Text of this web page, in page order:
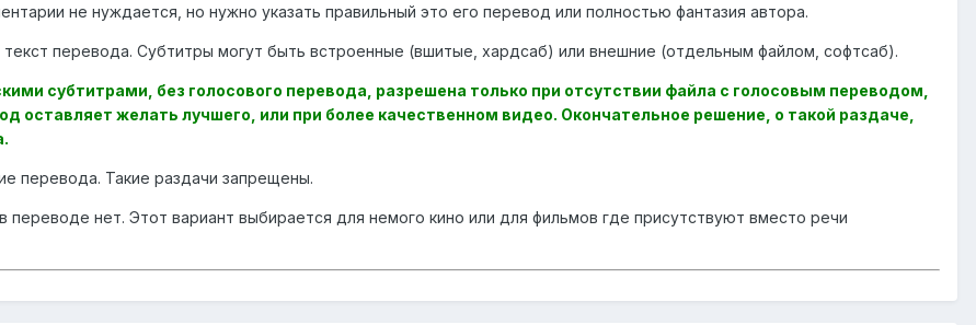
не нуждается, но нужно указать правильный это его перевод или полностью фантазия автора.
перевода. Субтитры могут быть встроенные (вшитые, хардсаб) или внешние (отдельным файлом, софтсаб).
субтитрами, без голосового перевода, разрешена только при отсутствии файла с голосовым переводом,
оставляет желать лучшего, или при более качественном видео. Окончательное решение, о такой раздаче,
перевода. Такие раздачи запрещены.
переводе нет. Этот вариант выбирается для немого кино или для фильмов где присутствуют вместо речи